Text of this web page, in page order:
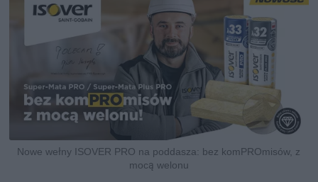
Nowe wełny ISOVER PRO na poddasza: bez komPROmisów, z
mocą welonu